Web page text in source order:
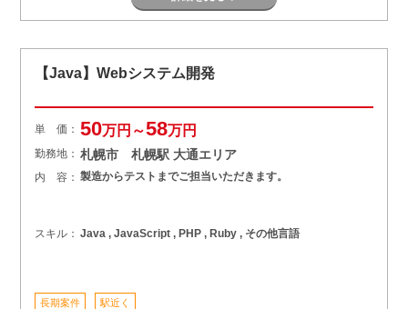
【Java】Webシステム開発
単 価： 50万円～58万円
勤務地： 札幌市 札幌駅 大通エリア
内 容： 製造からテストまでご担当いただきます。
スキル： Java , JavaScript , PHP , Ruby , その他言語
長期案件 駅近く